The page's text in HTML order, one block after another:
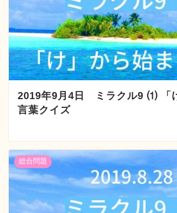
2019年9月4日 ミラクル9 ⑴ 「
言葉クイズ
総合問題